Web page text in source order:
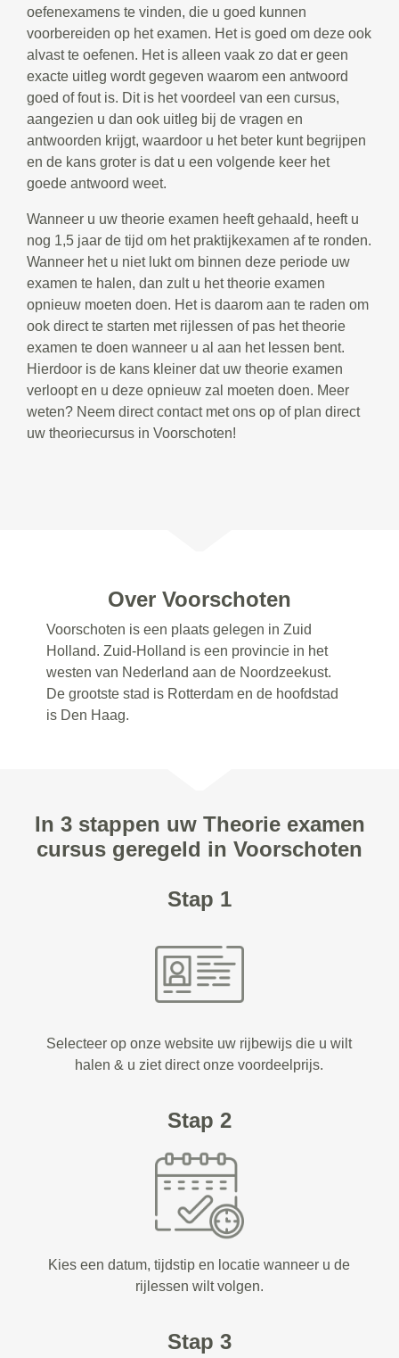
oefenexamens te vinden, die u goed kunnen
voorbereiden op het examen. Het is goed om deze ook
alvast te oefenen. Het is alleen vaak zo dat er geen
exacte uitleg wordt gegeven waarom een antwoord
goed of fout is. Dit is het voordeel van een cursus,
aangezien u dan ook uitleg bij de vragen en
antwoorden krijgt, waardoor u het beter kunt begrijpen
en de kans groter is dat u een volgende keer het
goede antwoord weet.
Wanneer u uw theorie examen heeft gehaald, heeft u
nog 1,5 jaar de tijd om het praktijkexamen af te ronden.
Wanneer het u niet lukt om binnen deze periode uw
examen te halen, dan zult u het theorie examen
opnieuw moeten doen. Het is daarom aan te raden om
ook direct te starten met rijlessen of pas het theorie
examen te doen wanneer u al aan het lessen bent.
Hierdoor is de kans kleiner dat uw theorie examen
verloopt en u deze opnieuw zal moeten doen. Meer
weten? Neem direct contact met ons op of plan direct
uw theoriecursus in Voorschoten!
Over Voorschoten
Voorschoten is een plaats gelegen in Zuid
Holland. Zuid-Holland is een provincie in het
westen van Nederland aan de Noordzeekust.
De grootste stad is Rotterdam en de hoofdstad
is Den Haag.
In 3 stappen uw Theorie examen
cursus geregeld in Voorschoten
Stap 1
Selecteer op onze website uw rijbewijs die u wilt
halen & u ziet direct onze voordeelprijs.
Stap 2
Kies een datum, tijdstip en locatie wanneer u de
rijlessen wilt volgen.
Stap 3